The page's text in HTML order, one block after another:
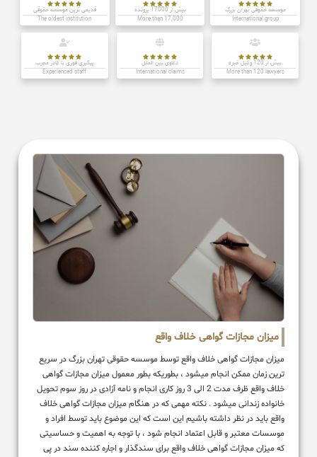





موسسه حقوقی تهران بزرگ
International group





بیش از 17000 پرونده
More than 17,000





قدیمی ترین موسسه حقوقی
The oldest institution





بیش از 120 وکیل خبره
More than 120 lawyers





دعاوی بین الملل
International claims





پیگیری فوری با کادر مجرب
Experienced staff
میزان مجازات گواهی خلاف واقع
میزان مجازات گواهی خلاف واقع توسط موسسه حقوقی تهران بزرگ در سریع
ترین زمان ممکن انجام میشود ، بطوریکه بطور معمول میزان مجازات گواهی
خلاف واقع ظرف مدت 2 الی 3 روز کاری انجام و نامه آزادی در روز سوم تحویل
خانواده زندانی میشود . نکته مهمی که در هنگام میزان مجازات گواهی خلاف
واقع باید در نظر داشته باشیم این است که این موضوع باید توسط افراد و
موسسات معتبر و قابل اعتماد انجام شود ، با توجه به اهمیت و حساسیتی
که میزان مجازات گواهی خلاف واقع برای سندگذار و اجاره کننده سند در پی